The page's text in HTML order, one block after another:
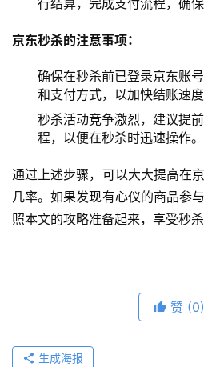
京东秒杀的注意事项：
确保在秒杀前已登录京东账
和支付方式，以加快结账速度
秒杀活动竞争激烈，建议提
程，以便在秒杀时迅速操作。
通过上述步骤，可以大大提高在
几率。如果发现有心仪的商品参
照本文的攻略准备起来，享受秒
赞 (0)
生成海报